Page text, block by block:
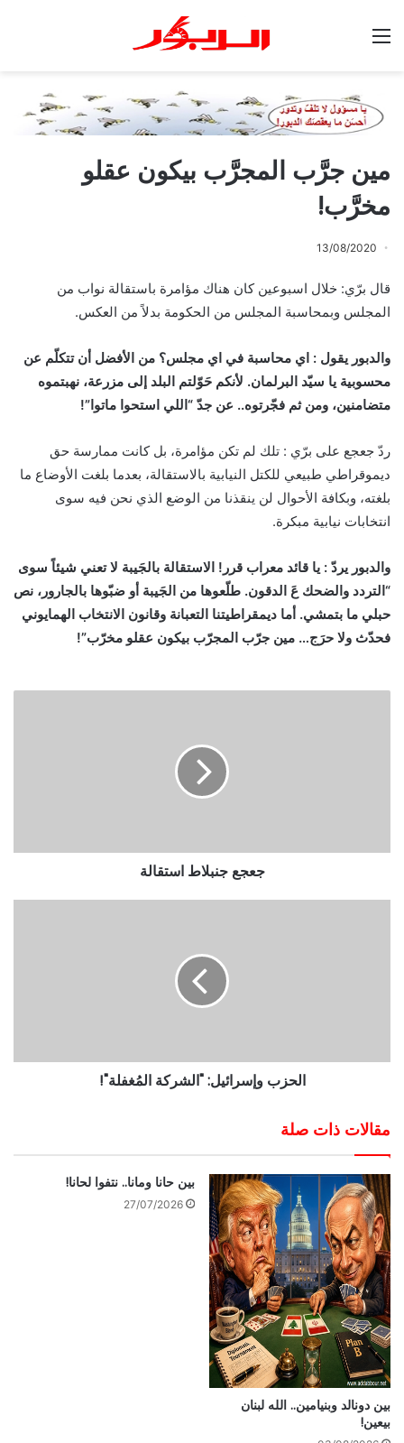
مين جرَّب المجرَّب بيكون عقلو
مخرَّب!
13/08/2020
قال برّي: خلال اسبوعين كان هناك مؤامرة باستقالة نواب من
المجلس وبمحاسبة المجلس من الحكومة بدلاً من العكس.
والدبور يقول : اي محاسبة في اي مجلس؟ من الأفضل أن تتكلّم عن
محسوبية يا سيّد البرلمان. لأنكم حَوّلتم البلد إلى مزرعة، نهبتموه
متضامنين، ومن ثم فجّرتوه.. عن جدّ “اللي استحوا ماتوا”!
ردّ جعجع على برّي : تلك لم تكن مؤامرة، بل كانت ممارسة حق
ديموقراطي طبيعي للكتل النيابية بالاستقالة، بعدما بلغت الأوضاع ما
بلغته، وبكافة الأحوال لن ينقذنا من الوضع الذي نحن فيه سوى
انتخابات نيابية مبكرة.
والدبور يردّ : يا قائد معراب قرر! الاستقالة بالجَيبة لا تعني شيئاً سوى
“التردد والضحك عَ الدقون. طلّعوها من الجَيبة أو ضبّوها بالجارور، نص
حبلي ما بتمشي. أما ديمقراطيتنا التعبانة وقانون الانتخاب الهمايوني
فحدّث ولا حرَج… مين جرّب المجرّب بيكون عقلو مخرّب”!
جعجع جنبلاط استقالة
الحزب وإسرائيل: "الشركة المُغفلة"!
مقالات ذات صلة
بين دونالد وبنيامين.. الله لبنان
بيعين!
بين حانا ومانا.. نتفوا لحانا!
27/07/2026